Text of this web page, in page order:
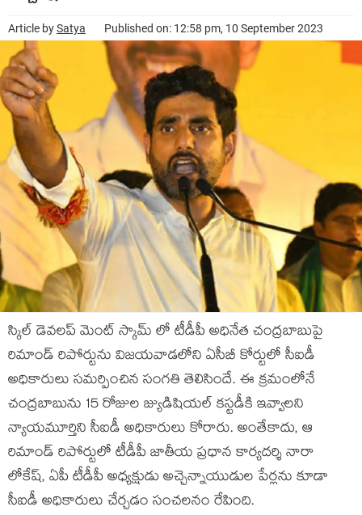
Article bySatya Published on: 12:58 pm, 10 September 2023
స్కిల్ డెవలప్ మెంట్ స్కామ్ లో టీడీపీ అధినేత చంద్రబాబుపై
రిమాండ్ రిపోర్టును విజయవాడలోని ఏసీబీ కోర్టులో సీఐడీ
అధికారులు సమర్పించిన సంగతి తెలిసిందే. ఈ క్రమంలోనే
చంద్రబాబును 15 రోజుల జ్యుడిషియల్ కస్టడీకి ఇవ్వాలని
న్యాయమూర్తిని సీఐడీ అధికారులు కోరారు. అంతేకాదు, ఆ
రిమాండ్ రిపోర్టులో టీడీపీ జాతీయ ప్రధాన కార్యదర్శి నారా
లోకేష్, ఏపీ టీడీపీ అధ్యక్షుడు అచ్చెన్నాయుడుల పేర్లను కూడా
సీఐడీ అధికారులు చేర్చడం సంచలనం రేపింది.